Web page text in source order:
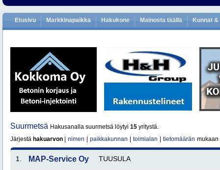
Etusivu Markkinapaikka Hakukone Mainosta täällä Kunnat
Suurmetsä Hakusanalla suurmetsä löytyi 15 yritystä.
Järjestä hakuarvon nimen paikkakunnan toimialan tietomäärän mukaan
1. MAP-Service Oy TUUSULA